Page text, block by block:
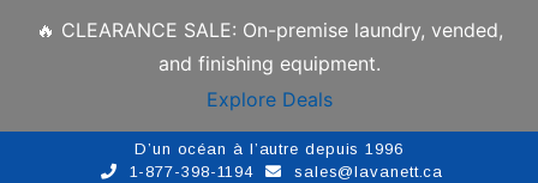
🔥 CLEARANCE SALE: On-premise laundry, vended,
and finishing equipment.
Explore Deals
D’un océan à l’autre depuis 1996
1-877-398-1194
sales@lavanett.ca